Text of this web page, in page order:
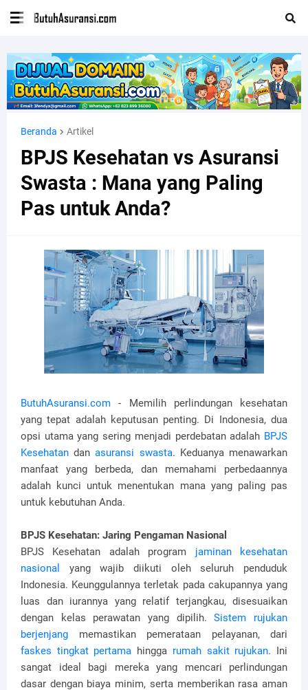
Beranda Artikel
BPJS Kesehatan vs Asuransi
Swasta : Mana yang Paling
Pas untuk Anda?
ButuhAsuransi.com - Memilih perlindungan kesehatan
yang tepat adalah keputusan penting. Di Indonesia, dua
opsi utama yang sering menjadi perdebatan adalah BPJS
Kesehatan danasuransi swasta. Keduanya menawarkan
manfaat yang berbeda, dan memahami perbedaannya
adalah kunci untuk menentukan mana yang paling pas
untuk kebutuhan Anda.
BPJS Kesehatan: Jaring Pengaman Nasional
BPJS Kesehatan adalah program jaminan kesehatan
nasional
yang wajib diikuti oleh seluruh penduduk
Indonesia. Keunggulannya terletak pada cakupannya yang
luas dan iurannya yang relatif terjangkau, disesuaikan
dengan kelas perawatan yang dipilih.Sistem rujukan
berjenjang memastikan pemerataan pelayanan, dari
faskes tingkat pertama hingga rumah sakit rujukan. Ini
sangat ideal bagi mereka yang mencari perlindungan
dasar dengan biaya minim, serta memberikan rasa aman